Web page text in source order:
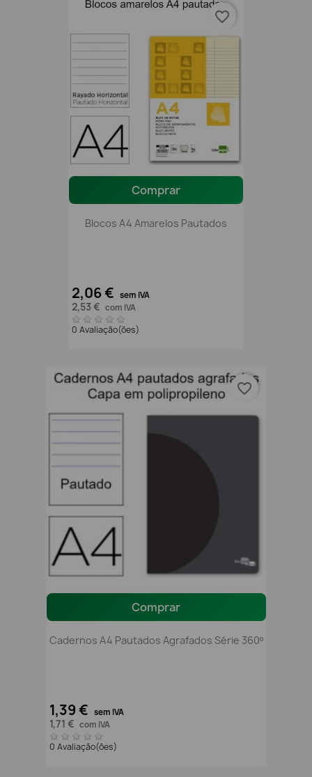
Comprar
Blocos A4 Amarelos Pautados
2,06 € sem IVA
2,53 € com IVA
0 Avaliação(ões)
favorite_border
Comprar
Cadernos A4 Pautados Agrafados Série 360º
1,39 € sem IVA
1,71 € com IVA
0 Avaliação(ões)
favorite_border